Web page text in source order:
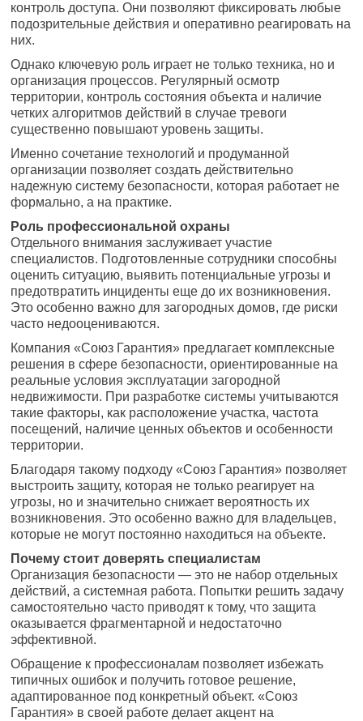
контроль доступа. Они позволяют фиксировать любые
подозрительные действия и оперативно реагировать на
них.
Однако ключевую роль играет не только техника, но и
организация процессов. Регулярный осмотр
территории, контроль состояния объекта и наличие
четких алгоритмов действий в случае тревоги
существенно повышают уровень защиты.
Именно сочетание технологий и продуманной
организации позволяет создать действительно
надежную систему безопасности, которая работает не
формально, а на практике.
Роль профессиональной охраны
Отдельного внимания заслуживает участие
специалистов. Подготовленные сотрудники способны
оценить ситуацию, выявить потенциальные угрозы и
предотвратить инциденты еще до их возникновения.
Это особенно важно для загородных домов, где риски
часто недооцениваются.
Компания «Союз Гарантия» предлагает комплексные
решения в сфере безопасности, ориентированные на
реальные условия эксплуатации загородной
недвижимости. При разработке системы учитываются
такие факторы, как расположение участка, частота
посещений, наличие ценных объектов и особенности
территории.
Благодаря такому подходу «Союз Гарантия» позволяет
выстроить защиту, которая не только реагирует на
угрозы, но и значительно снижает вероятность их
возникновения. Это особенно важно для владельцев,
которые не могут постоянно находиться на объекте.
Почему стоит доверять специалистам
Организация безопасности — это не набор отдельных
действий, а системная работа. Попытки решить задачу
самостоятельно часто приводят к тому, что защита
оказывается фрагментарной и недостаточно
эффективной.
Обращение к профессионалам позволяет избежать
типичных ошибок и получить готовое решение,
адаптированное под конкретный объект. «Союз
Гарантия» в своей работе делает акцент на